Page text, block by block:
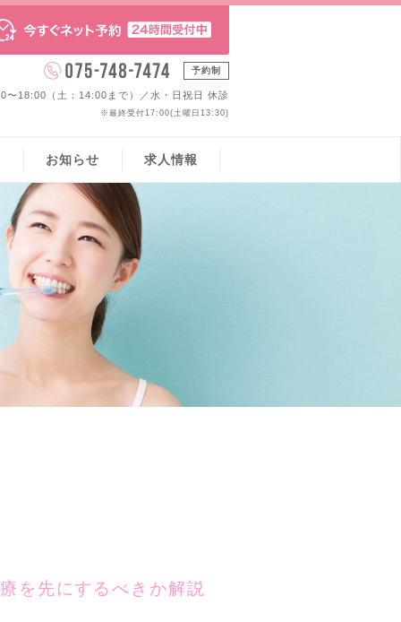
予約制
〜18:00（土：14:00まで）／水・日祝日 休診
※最終受付17:00(土曜日13:30)
お知らせ 求人情報
を先にするべきか解説